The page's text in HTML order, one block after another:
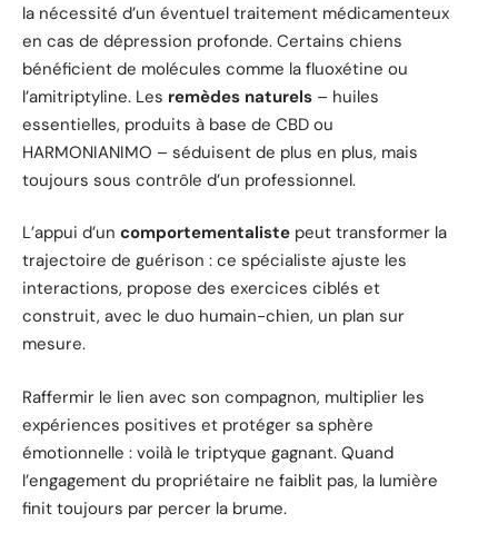
la nécessité d’un éventuel traitement médicamenteux
en cas de dépression profonde. Certains chiens
bénéficient de molécules comme la fluoxétine ou
l’amitriptyline. Les remèdes naturels – huiles
essentielles, produits à base de CBD ou
HARMONIANIMO – séduisent de plus en plus, mais
toujours sous contrôle d’un professionnel.
L’appui d’un comportementaliste peut transformer la
trajectoire de guérison : ce spécialiste ajuste les
interactions, propose des exercices ciblés et
construit, avec le duo humain-chien, un plan sur
mesure.
Raffermir le lien avec son compagnon, multiplier les
expériences positives et protéger sa sphère
émotionnelle : voilà le triptyque gagnant. Quand
l’engagement du propriétaire ne faiblit pas, la lumière
finit toujours par percer la brume.